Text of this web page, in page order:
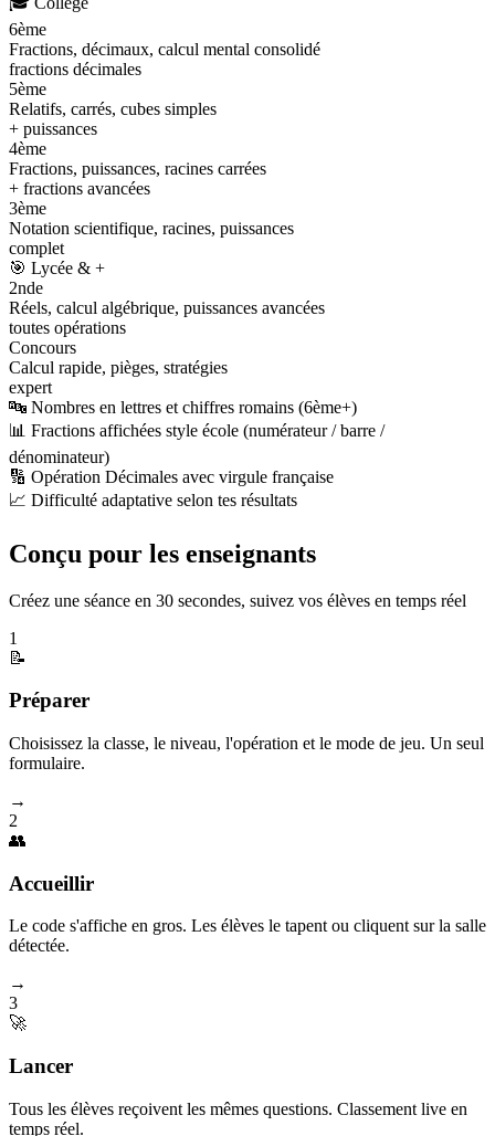
6ème
Fractions, décimaux, calcul mental consolidé
fractions décimales
5ème
Relatifs, carrés, cubes simples
+ puissances
4ème
Fractions, puissances, racines carrées
+ fractions avancées
3ème
Notation scientifique, racines, puissances
complet
🎯 Lycée & +
2nde
Réels, calcul algébrique, puissances avancées
toutes opérations
Concours
Calcul rapide, pièges, stratégies
expert
🔤 Nombres en lettres et chiffres romains (6ème+)
📊 Fractions affichées style école (numérateur / barre /
dénominateur)
🔢 Opération Décimales avec virgule française
📈 Difficulté adaptative selon tes résultats
Conçu pour les enseignants
Créez une séance en 30 secondes, suivez vos élèves en temps réel
1
📝
Préparer
Choisissez la classe, le niveau, l'opération et le mode de jeu. Un seul
formulaire.
→
2
👥
Accueillir
Le code s'affiche en gros. Les élèves le tapent ou cliquent sur la salle
détectée.
→
3
🚀
Lancer
Tous les élèves reçoivent les mêmes questions. Classement live en
temps réel.